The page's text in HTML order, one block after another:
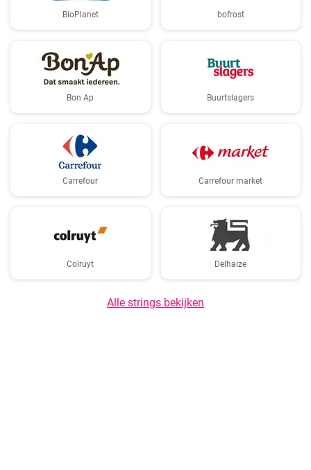
BioPlanet bofrost
Bon Ap Buurtslagers
Carrefour Carrefour market
Colruyt Delhaize
Alle strings bekijken